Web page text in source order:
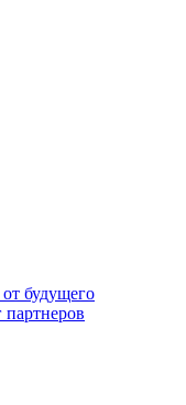
будущего
партнеров